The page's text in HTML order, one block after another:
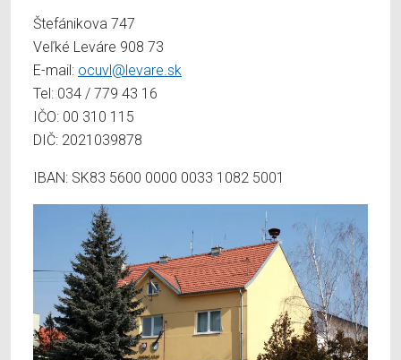
Štefánikova 747
Veľké Leváre 908 73
E-mail: ocuvl@levare.sk
Tel: 034 / 779 43 16
IČO: 00 310 115
DIČ: 2021039878
IBAN: SK83 5600 0000 0033 1082 5001